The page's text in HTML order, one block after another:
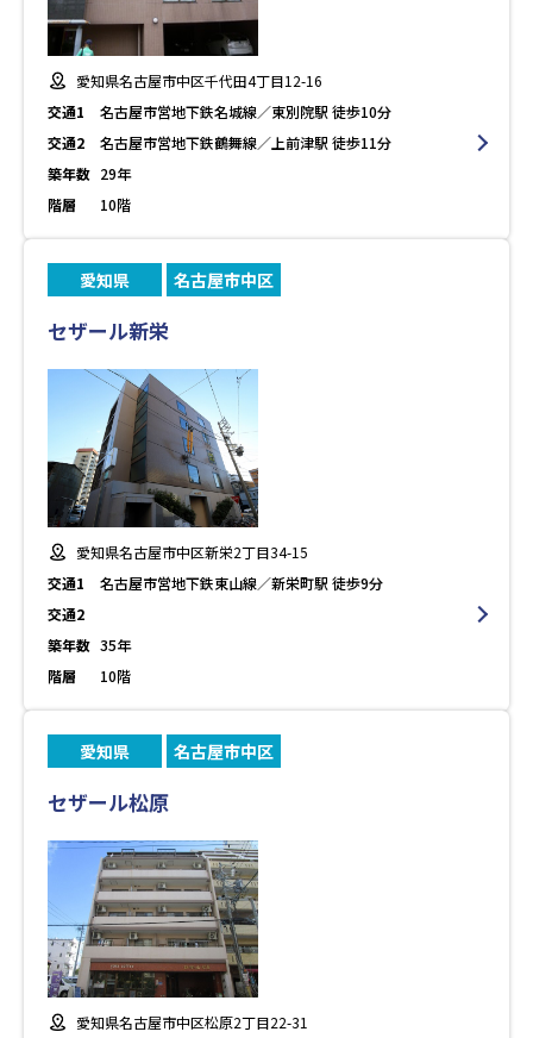
愛知県名古屋市中区千代田4丁目12-16
交通1
名古屋市営地下鉄名城線／東別院駅 徒歩10分
交通2
名古屋市営地下鉄鶴舞線／上前津駅 徒歩11分
築年数 29年
階層
10階
愛知県 名古屋市中区
セザール新栄
愛知県名古屋市中区新栄2丁目34-15
交通1
名古屋市営地下鉄東山線／新栄町駅 徒歩9分
交通2
築年数 35年
階層
10階
愛知県 名古屋市中区
セザール松原
愛知県名古屋市中区松原2丁目22-31